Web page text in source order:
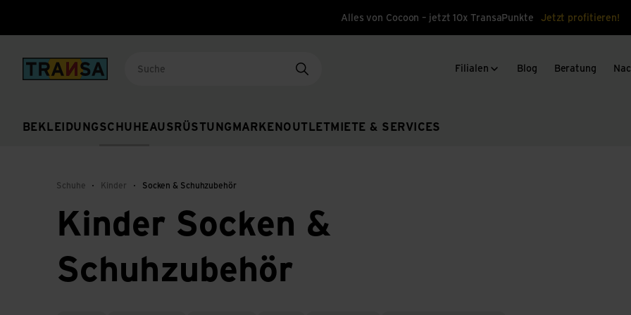
Alles von Cocoon – jetzt 10x TransaPunkte Jetzt profitieren!
Back to home
BEKLEIDUNGSCHUHEAUSRÜSTUNG MARKEN OUTLET MIETE & SERVICES
Filialen Blog Beratung
Schuhe Kinder Socken & Schuhzubehör
Kinder Socken &
Schuhzubehör